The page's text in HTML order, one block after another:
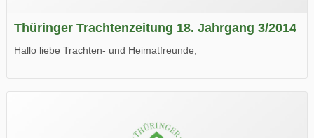
Thüringer Trachtenzeitung 18. Jahrgang 3/2014
Hallo liebe Trachten- und Heimatfreunde,
Wir wünschen Euch viel Spaß beim Lesen.